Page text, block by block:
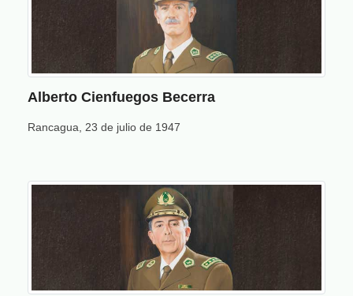
Alberto Cienfuegos Becerra
Rancagua, 23 de julio de 1947